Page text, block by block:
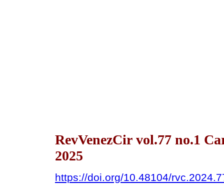
RevVenezCir vol.77 no.1
2025
https://doi.org/10.48104/